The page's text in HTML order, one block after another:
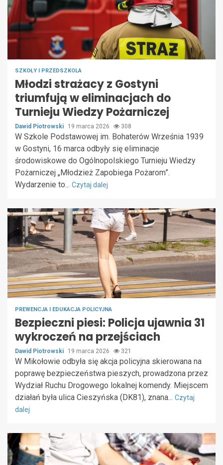
SZKOŁY I PRZEDSZKOLA
Młodzi strażacy z Gostyni
triumfują w eliminacjach do
Turnieju Wiedzy Pożarniczej
Dawid Piotrowski 19 marca 2026 308
W Szkole Podstawowej im. Bohaterów Września 1939
w Gostyni, 16 marca odbyły się eliminacje
środowiskowe do Ogólnopolskiego Turnieju Wiedzy
Pożarniczej „Młodzież Zapobiega Pożarom”.
Wydarzenie to... Czytaj dalej
PREWENCJA I EDUKACJA POLICYJNA
Bezpieczni piesi: Policja ujawnia 31
wykroczeń na przejściach
Dawid Piotrowski 19 marca 2026 321
W Mikołowie odbyła się akcja policyjna skierowana na
poprawę bezpieczeństwa pieszych, prowadzona przez
Wydział Ruchu Drogowego lokalnej komendy. Miejscem
działań była ulica Cieszyńska (DK81), znana... Czytaj
dalej